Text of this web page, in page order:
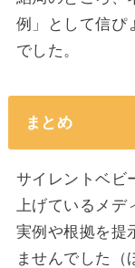
例」として信ぴ
でした。
まとめ
サイレントベビ
上げているメ
実例や根拠を提
ませんでした（